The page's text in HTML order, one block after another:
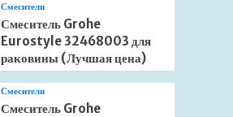
Смесители
Смеситель Grohe
Eurostyle 32468003 для
раковины (Лучшая цена)
Смесители
Смеситель Grohe